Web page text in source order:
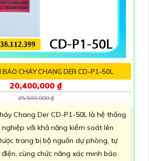
BÁO CHÁY CHANG DER CD-P1-50L
20,400,000 ₫
25,500,000 ₫
Chang Der CD-P1-50L là hệ thống
với khả năng kiểm soát lên
trang bị bộ nguồn dự phòng, tự
cùng chức năng xác minh báo